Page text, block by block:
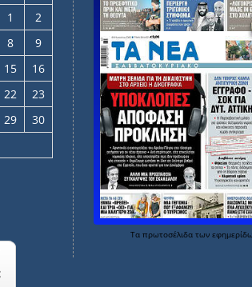
1
2
8
9
15
16
22
23
29
30
Τα πρωτοσέλιδα των